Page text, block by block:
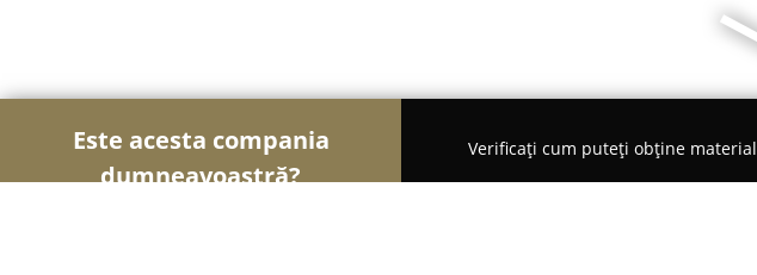
Este acesta compania
dumneavoastră?
Verificați cum puteți obține